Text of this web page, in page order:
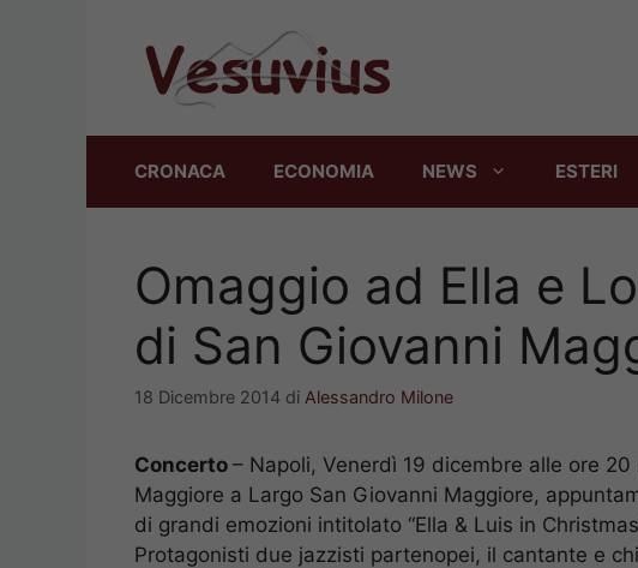
CRONACA ECONOMIA NEWS ESTERI
Omaggio ad Ella e
di San Giovanni
18 Dicembre 2014 di Alessandro Milone
Concerto – Napoli, Venerdì 19 dicembre alle ore
Maggiore a Largo San Giovanni Maggiore,
di grandi emozioni intitolato “Ella & Luis in
Protagonisti due jazzisti partenopei, il cantante e